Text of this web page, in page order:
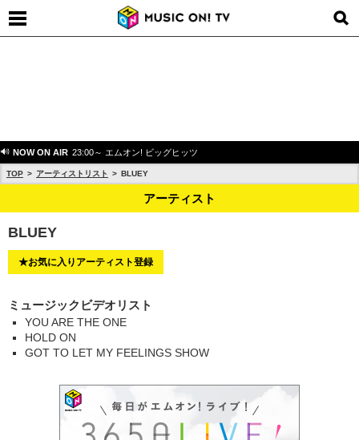
NOW ON AIR 23:00～ エムオン! ビッグヒッツ
TOP アーティストリスト BLUEY
アーティスト
BLUEY
★お気に入りアーティスト登録
ミュージックビデオリスト
YOU ARE THE ONE
HOLD ON
GOT TO LET MY FEELINGS SHOW